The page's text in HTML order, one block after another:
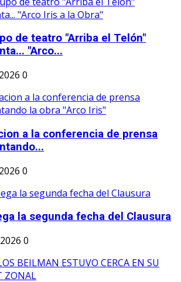
de teatro "Arriba el Telón"
"Arco...
0
a la conferencia de prensa
0
la segunda fecha del Clausura
0